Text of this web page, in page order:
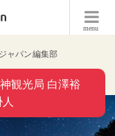
menu
ャパン編集部
観光局 白澤裕